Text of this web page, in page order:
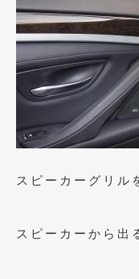
2010年12月
2010年11月
2010年10月
2010年9月
2010年8月
2010年7月
2010年5月
スピーカーグリル
スピーカーから出